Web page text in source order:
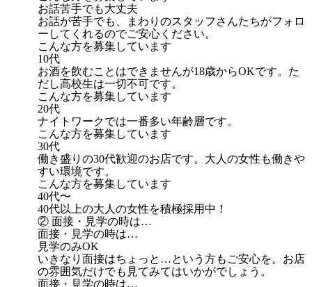
お話苦手でも大丈夫
お話が苦手でも、まわりのスタッフさんたちがフォロ
ーしてくれるのでご安心ください。
こんな方を募集しています
10代
お酒を飲むことはできませんが18歳からOKです。た
だし高校生は一切不可です。
こんな方を募集しています
20代
ナイトワークでは一番多い年齢層です。
こんな方を募集しています
30代
働き盛りの30代歓迎のお店です。大人の女性も働きや
すい環境です。
こんな方を募集しています
40代〜
40代以上の大人の女性を積極採用中！
② 面接・見学の時は…
面接・見学の時は…
見学のみOK
いきなり面接はちょっと…という方もご安心を。お店
の雰囲気だけでも見てみてはいかがでしょう。
面接・見学の時は…